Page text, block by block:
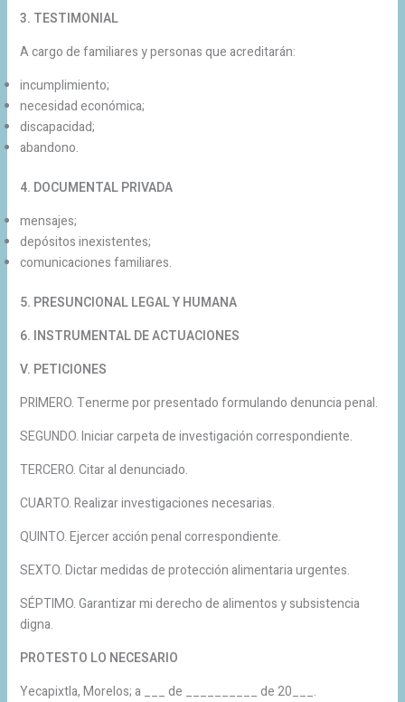
3. TESTIMONIAL
A cargo de familiares y personas que acreditarán:
incumplimiento;
necesidad económica;
discapacidad;
abandono.
4. DOCUMENTAL PRIVADA
mensajes;
depósitos inexistentes;
comunicaciones familiares.
5. PRESUNCIONAL LEGAL Y HUMANA
6. INSTRUMENTAL DE ACTUACIONES
V. PETICIONES
PRIMERO. Tenerme por presentado formulando denuncia penal.
SEGUNDO. Iniciar carpeta de investigación correspondiente.
TERCERO. Citar al denunciado.
CUARTO. Realizar investigaciones necesarias.
QUINTO. Ejercer acción penal correspondiente.
SEXTO. Dictar medidas de protección alimentaria urgentes.
SÉPTIMO. Garantizar mi derecho de alimentos y subsistencia
digna.
PROTESTO LO NECESARIO
Yecapixtla, Morelos; a ___ de __________ de 20___.